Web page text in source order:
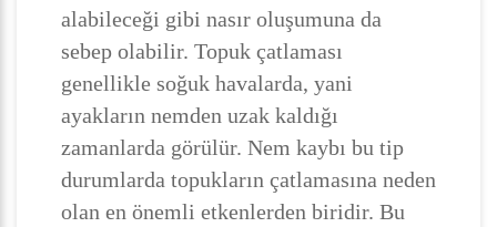
alabileceği gibi nasır oluşumuna da
sebep olabilir. Topuk çatlaması
genellikle soğuk havalarda, yani
ayakların nemden uzak kaldığı
zamanlarda görülür. Nem kaybı bu tip
durumlarda topukların çatlamasına neden
olan en önemli etkenlerden biridir. Bu